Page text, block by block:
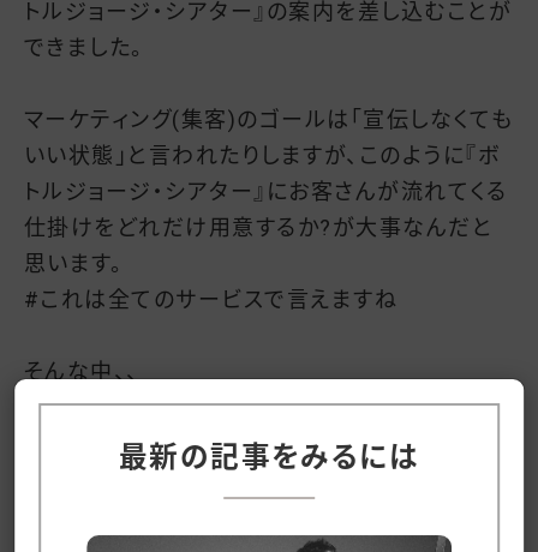
トルジョージ・シアター』の案内を差し込むことが
できました。
マーケティング(集客)のゴールは「宣伝しなくても
いい状態」と言われたりしますが、このように『ボ
トルジョージ・シアター』にお客さんが流れてくる
仕掛けをどれだけ用意するか?が大事なんだと
思います。
#これは全てのサービスで言えますね
そんな中、、
『ボトルジョージ・シアター』のオープンが迫って
最新の記事をみるには